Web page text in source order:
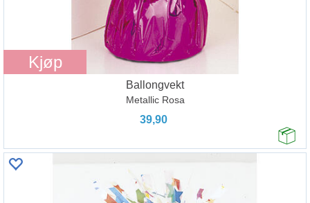
Kjøp
Ballongvekt
Metallic Rosa
39,90